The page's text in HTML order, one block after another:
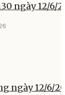
ngày 12/6/
ngày 12/6/